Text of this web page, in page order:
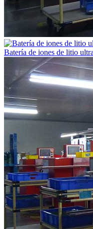
Batería de iones de litio